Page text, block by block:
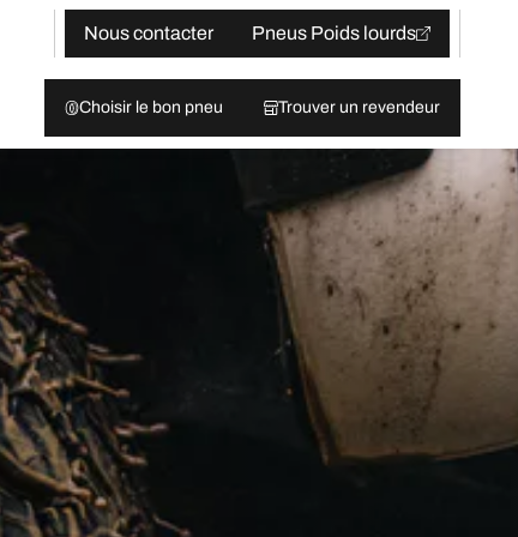
Nous contacter Pneus Poids lourds
Choisir le bon pneu Trouver un revendeur